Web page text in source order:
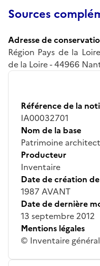
Sources
Adresse de
Région Pays de la
de la Loire - 44966
Référence de la
IA00032701
Nom de la base
Patrimoine
Producteur
Inventaire
Date de création
1987 AVANT
Date de dernière
13 septembre 2012
Mentions légales
© Inventaire général